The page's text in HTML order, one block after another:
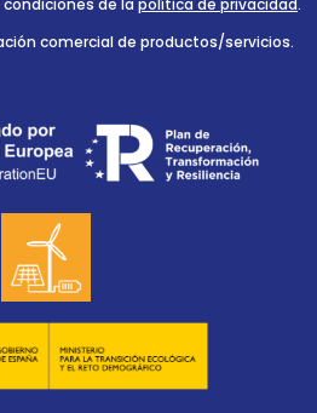
de la política de privacidad.
comercial de productos/servicios.